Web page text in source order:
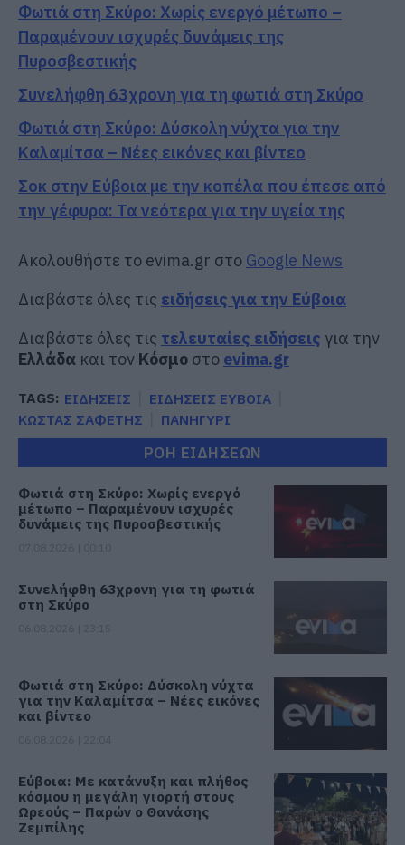
Φωτιά στη Σκύρο: Χωρίς ενεργό μέτωπο –
Παραμένουν ισχυρές δυνάμεις της
Πυροσβεστικής
Συνελήφθη 63χρονη για τη φωτιά στη Σκύρο
Φωτιά στη Σκύρο: Δύσκολη νύχτα για την
Καλαμίτσα – Νέες εικόνες και βίντεο
Σοκ στην Εύβοια με την κοπέλα που έπεσε από
την γέφυρα: Τα νεότερα για την υγεία της
Ακολουθήστε το evima.gr στο Google News
Διαβάστε όλες τις ειδήσεις για την Εύβοια
Διαβάστε όλες τις τελευταίες ειδήσεις για την
Ελλάδα και τον Κόσμο στο evima.gr
TAGS: ΕΙΔΗΣΕΙΣ
ΕΙΔΗΣΕΙΣ ΕΥΒΟΙΑ
ΚΩΣΤΑΣ ΣΑΦΕΤΗΣ
ΠΑΝΗΓΥΡΙ
ΡΟΗ ΕΙΔΗΣΕΩΝ
Φωτιά στη Σκύρο: Χωρίς ενεργό
μέτωπο – Παραμένουν ισχυρές
δυνάμεις της Πυροσβεστικής
Συνελήφθη 63χρονη για τη φωτιά
στη Σκύρο
Φωτιά στη Σκύρο: Δύσκολη νύχτα
για την Καλαμίτσα – Νέες εικόνες
και βίντεο
Εύβοια: Με κατάνυξη και πλήθος
κόσμου η μεγάλη γιορτή στους
Ωρεούς – Παρών ο Θανάσης
Ζεμπίλης